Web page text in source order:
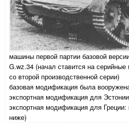
машины первой партии базовой
G.wz.34 (начал ставится на
со второй производственной серии)
базовая модификация была
экспортная модификация для
экспортная модификация для
ниже)